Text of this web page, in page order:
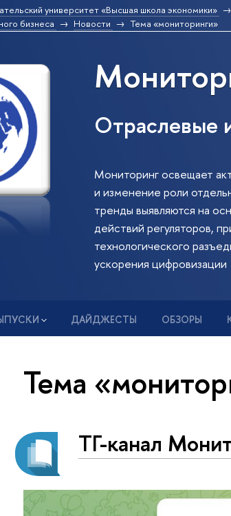
университет «Высшая школа экономики»
бизнеса
Новости Тема «мониторинги»
Отраслевые
Мониторинг освещает
и изменение роли
тренды выявляются на
действий регуляторов,
технологического
ускорения цифровизации
ДАЙДЖЕСТЫ ОБЗОРЫ
Тема
ТГ-канал